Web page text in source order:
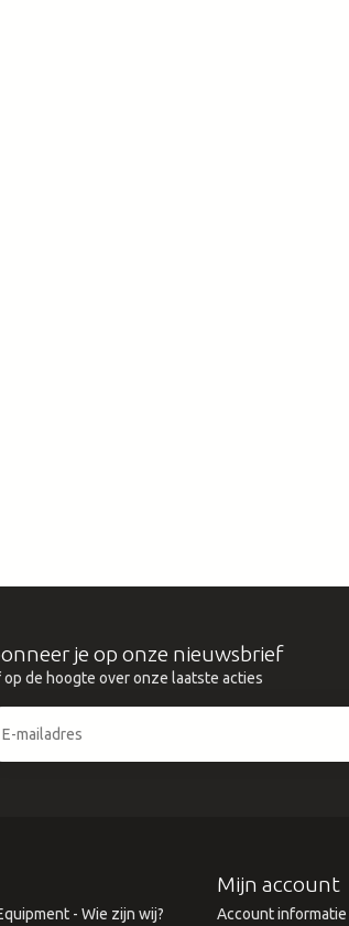
je op onze nieuwsbrief
op de hoogte over onze laatste acties
- Wie zijn wij?
Mijn account
Account informatie